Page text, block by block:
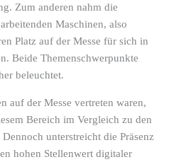
Zum anderen nahm die
Maschinen, also
Platz auf der Messe für sich in
Beide Themenschwerpunkte
beleuchtet.
auf der Messe vertreten waren,
Bereich im Vergleich zu den
unterstreicht die Präsenz
hohen Stellenwert digitaler